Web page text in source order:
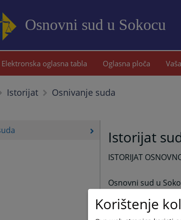
Osnovni sud u Sokocu
Elektronska oglasna tabla Oglasna ploča
Istorijat Osnivanje suda
Istorijat
ISTORIJAT
Osnovni sud u
U toku
tim i do pripajanja
kada je ovaj sud
Korištenje